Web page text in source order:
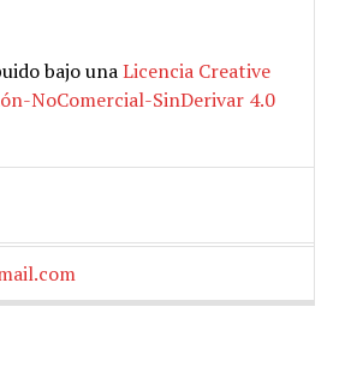
bajo unaLicencia Creative
NoComercial-SinDerivar 4.0